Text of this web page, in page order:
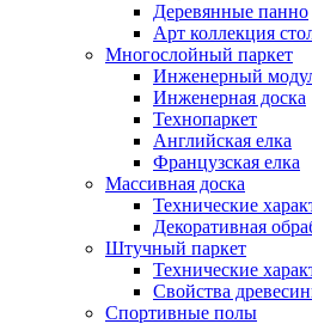
Деревянные панно
Арт коллекция
Многослойный паркет
Инженерный
Инженерная доска
Технопаркет
Английская елка
Французская елка
Массивная доска
Технические
Декоративная
Штучный паркет
Технические
Свойства
Спортивные полы